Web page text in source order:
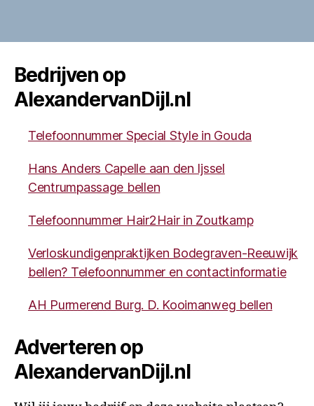
Bedrijven op
AlexandervanDijl.nl
Telefoonnummer Special Style in Gouda
Hans Anders Capelle aan den Ijssel
Centrumpassage bellen
Telefoonnummer Hair2Hair in Zoutkamp
Verloskundigenpraktijken Bodegraven-Reeuwijk
bellen? Telefoonnummer en contactinformatie
AH Purmerend Burg. D. Kooimanweg bellen
Adverteren op
AlexandervanDijl.nl